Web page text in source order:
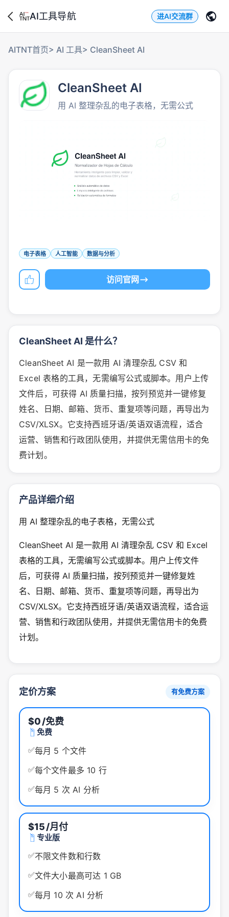
AI工具导航 进AI交流群
AITNT首页> AI 工具> CleanSheet AI
CleanSheet AI
用 AI 整理杂乱的电子表格，无需公式
电子表格 人工智能 数据与分析
访问官网
CleanSheet AI 是什么？
CleanSheet AI 是一款用 AI 清理杂乱 CSV 和
Excel 表格的工具，无需编写公式或脚本。用户上传
文件后，可获得 AI 质量扫描，按列预览并一键修复
姓名、日期、邮箱、货币、重复项等问题，再导出为
CSV/XLSX。它支持西班牙语/英语双语流程，适合
运营、销售和行政团队使用，并提供无需信用卡的免
费计划。
产品详细介绍
用 AI 整理杂乱的电子表格，无需公式
CleanSheet AI 是一款用 AI 清理杂乱 CSV 和 Excel
表格的工具，无需编写公式或脚本。用户上传文件
后，可获得 AI 质量扫描，按列预览并一键修复姓
名、日期、邮箱、货币、重复项等问题，再导出为
CSV/XLSX。它支持西班牙语/英语双语流程，适合运
营、销售和行政团队使用，并提供无需信用卡的免费
计划。
定价方案 有免费方案
$0/免费
免费
✅每月 5 个文件
✅每个文件最多 10 行
✅每月 5 次 AI 分析
$15/月付
专业版
✅不限文件数和行数
✅文件大小最高可达 1 GB
✅每月 10 次 AI 分析